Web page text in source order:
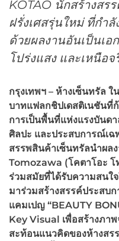
KOTAO นักสร้างสร
ฝรั่งเศสรุ่นใหม่ ที่กำ
ด้วยผลงานอันเป็นเ
โปร่งแสง และเหนือจ
กรุงเทพฯ – ห้างเซ็นทรัล
บาทแฟลกชิปเดสติเนชันที่
การเป็นพื้นที่แห่งแรงบันด
ศิลปะ และประสบการณ์เฉ
สรรพสินค้าเซ็นทรัลนำผล
Tomozawa (โคตาโอะ
ร่วมสมัยที่ได้รับความสนใ
มาร่วมสร้างสรรค์ประสบ
แคมเปญ “BEAUTY
Key Visual เพื่อสร้างภา
สะท้อนแนวคิดของห้างสร